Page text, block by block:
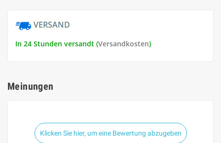
VERSAND
In 24 Stunden versandt (Versandkosten)
Meinungen
Klicken Sie hier, um eine Bewertung abzugeben